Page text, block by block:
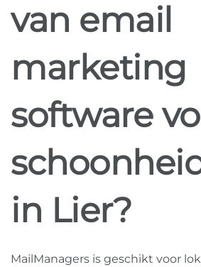
van email
marketing
software
in Lier?
MailManagers is geschikt voor